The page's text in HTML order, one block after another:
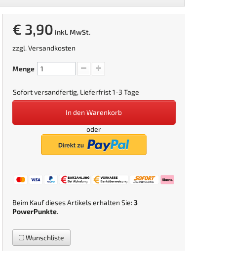
€ 3,90 inkl. MwSt.
zzgl.Versandkosten
Menge
Sofort versandfertig, Lieferfrist 1-3 Tage
In den Warenkorb
oder
Beim Kauf dieses Artikels erhalten Sie:3
PowerPunkte.
Wunschliste